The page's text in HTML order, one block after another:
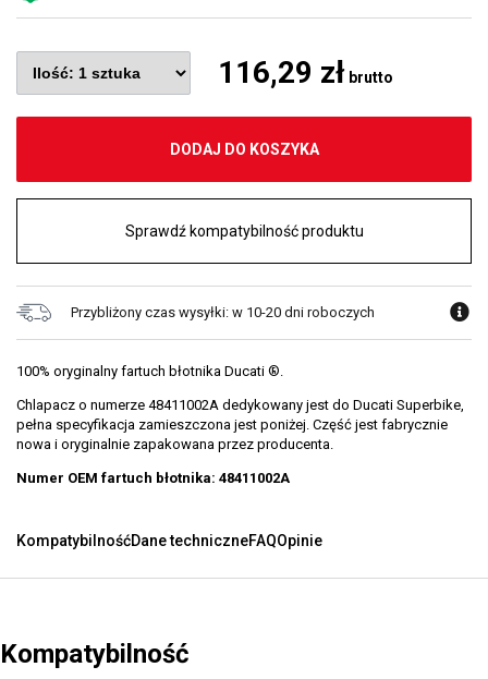
116,29 zł brutto
DODAJ DO KOSZYKA
Sprawdź kompatybilność produktu
Przybliżony czas wysyłki: w 10-20 dni roboczych
100% oryginalny fartuch błotnika Ducati ®.
Chlapacz o numerze 48411002A dedykowany jest do Ducati Superbike,
pełna specyfikacja zamieszczona jest poniżej. Część jest fabrycznie
nowa i oryginalnie zapakowana przez producenta.
Numer OEM fartuch błotnika: 48411002A
KompatybilnośćDane techniczneFAQOpinie
Kompatybilność